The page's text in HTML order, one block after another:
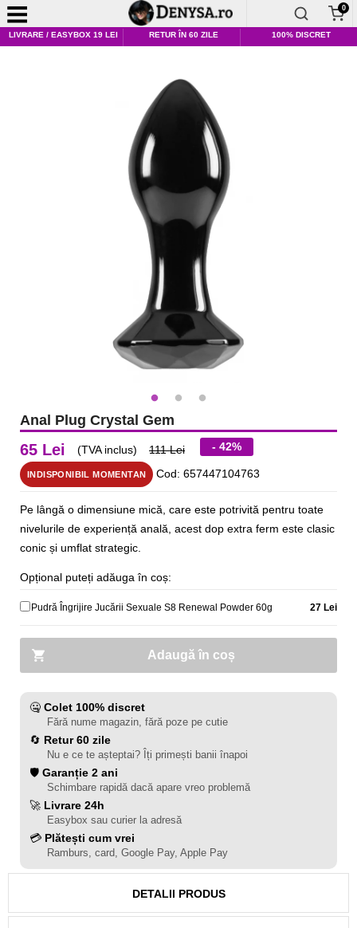
0
LIVRARE / EASYBOX 19 LEI RETUR ÎN 60 ZILE 100% DISCRET
Anal Plug Crystal Gem
65 Lei (TVA inclus) 111 Lei - 42%
INDISPONIBIL MOMENTAN Cod: 657447104763
Pe lângă o dimensiune mică, care este potrivită pentru toate
nivelurile de experiență anală, acest dop extra ferm este clasic
conic și umflat strategic.
Opțional puteți adăuga în coș:
Pudră Îngrijire Jucării Sexuale S8 Renewal Powder 60g 27 Lei
Adaugă în coș
🤐 Colet 100% discret
Fără nume magazin, fără poze pe cutie
🔄 Retur 60 zile
Nu e ce te așteptai? Îți primești banii înapoi
🛡️ Garanție 2 ani
Schimbare rapidă dacă apare vreo problemă
🚀 Livrare 24h
Easybox sau curier la adresă
💳 Plătești cum vrei
Ramburs, card, Google Pay, Apple Pay
DETALII PRODUS